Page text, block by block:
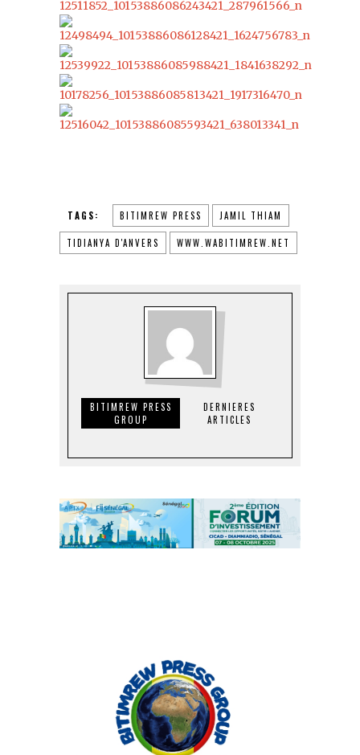
TAGS: BITIMREW PRESS JAMIL THIAM
TIDIANYA D'ANVERS WWW.WABITIMREW.NET
BITIMREW PRESS
GROUP
DERNIERES
ARTICLES